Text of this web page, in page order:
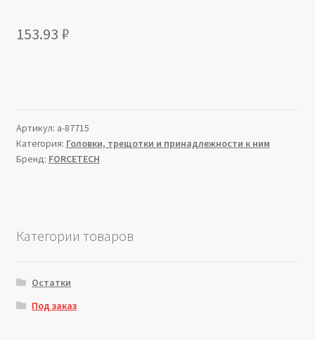
153.93 ₽
Артикул: a-87715
Категория: Головки, трещотки и принадлежности к ним
Бренд: FORCETECH
Категории товаров
Остатки
Под заказ